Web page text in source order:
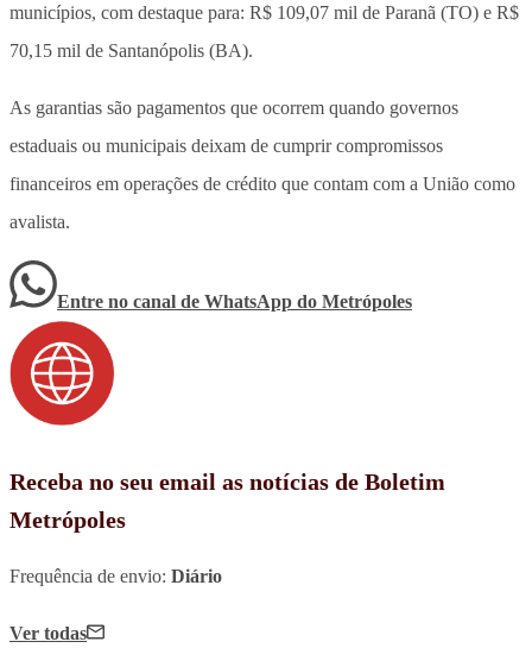
municípios, com destaque para: R$ 109,07 mil de Paranã (TO) e R$
70,15 mil de Santanópolis (BA).
As garantias são pagamentos que ocorrem quando governos
estaduais ou municipais deixam de cumprir compromissos
financeiros em operações de crédito que contam com a União como
avalista.
Entre no canal de WhatsApp do Metrópoles
Receba no seu email as notícias de Boletim
Metrópoles
Frequência de envio: Diário
Ver todas